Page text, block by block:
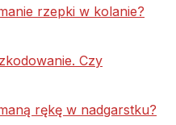
rzepki w kolanie?
Czy
rękę w nadgarstku?